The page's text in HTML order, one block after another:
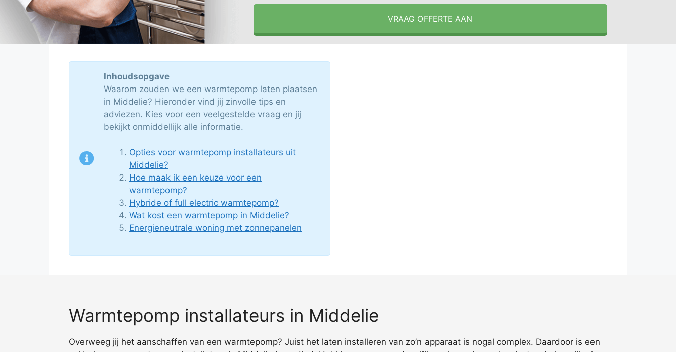
VRAAG OFFERTE AAN
Inhoudsopgave
Waarom zouden we een warmtepomp laten plaatsen
in Middelie? Hieronder vind jij zinvolle tips en
adviezen. Kies voor een veelgestelde vraag en jij
bekijkt onmiddellijk alle informatie.
Opties voor warmtepomp installateurs uit
Middelie?
Hoe maak ik een keuze voor een
warmtepomp?
Hybride of full electric warmtepomp?
Wat kost een warmtepomp in Middelie?
Energieneutrale woning met zonnepanelen
Warmtepomp installateurs in Middelie
Overweeg jij het aanschaffen van een warmtepomp? Juist het laten installeren van zo’n apparaat is nogal complex. Daardoor is een